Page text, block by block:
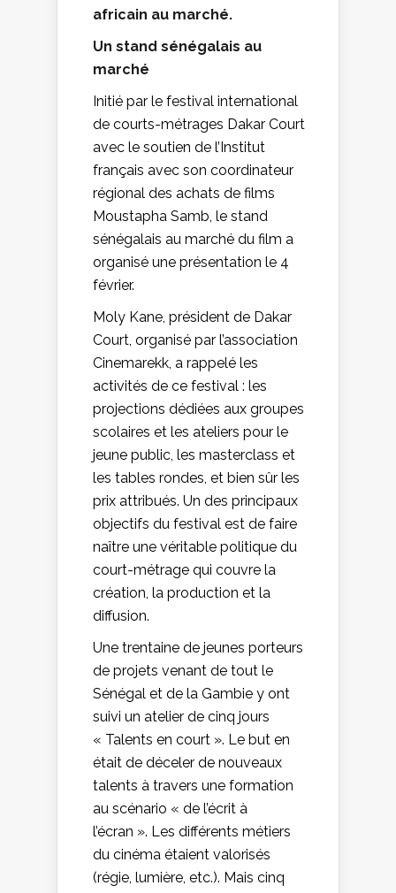
africain au marché.
Un stand sénégalais au
marché
Initié par le festival international
de courts-métrages Dakar Court
avec le soutien de l’Institut
français avec son coordinateur
régional des achats de films
Moustapha Samb, le stand
sénégalais au marché du film a
organisé une présentation le 4
février.
Moly Kane, président de Dakar
Court, organisé par l’association
Cinemarekk, a rappelé les
activités de ce festival : les
projections dédiées aux groupes
scolaires et les ateliers pour le
jeune public, les masterclass et
les tables rondes, et bien sûr les
prix attribués. Un des principaux
objectifs du festival est de faire
naître une véritable politique du
court-métrage qui couvre la
création, la production et la
diffusion.
Une trentaine de jeunes porteurs
de projets venant de tout le
Sénégal et de la Gambie y ont
suivi un atelier de cinq jours
« Talents en court ». Le but en
était de déceler de nouveaux
talents à travers une formation
au scénario « de l’écrit à
l’écran ». Les différents métiers
du cinéma étaient valorisés
(régie, lumière, etc.). Mais cinq